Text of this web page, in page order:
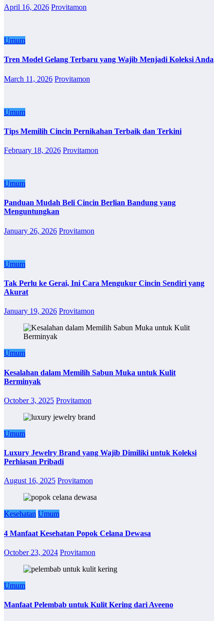
April 16, 2026 Provitamon
Umum
Tren Model Gelang Terbaru yang Wajib Menjadi Koleksi Anda
March 11, 2026 Provitamon
Umum
Tips Memilih Cincin Pernikahan Terbaik dan Terkini
February 18, 2026 Provitamon
Umum
Panduan Mudah Beli Cincin Berlian Bandung yang
Menguntungkan
January 26, 2026 Provitamon
Umum
Tak Perlu ke Gerai, Ini Cara Mengukur Cincin Sendiri yang
Akurat
January 19, 2026 Provitamon
Umum
Kesalahan dalam Memilih Sabun Muka untuk Kulit
Berminyak
October 3, 2025 Provitamon
Umum
Luxury Jewelry Brand yang Wajib Dimiliki untuk Koleksi
Perhiasan Pribadi
August 16, 2025 Provitamon
Kesehatan Umum
4 Manfaat Kesehatan Popok Celana Dewasa
October 23, 2024 Provitamon
Umum
Manfaat Pelembab untuk Kulit Kering dari Aveeno